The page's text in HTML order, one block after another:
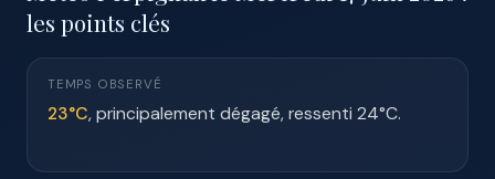
les points clés
TEMPS OBSERVÉ
23°C, principalement dégagé, ressenti 24°C.